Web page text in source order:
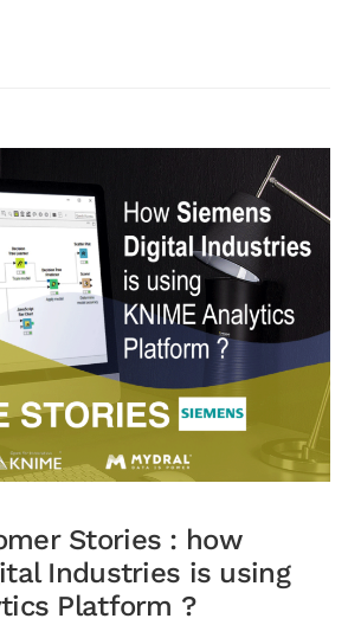
Stories : how
Industries is using
Platform ?